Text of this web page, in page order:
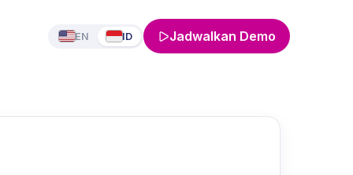
EN ID Jadwalkan Demo